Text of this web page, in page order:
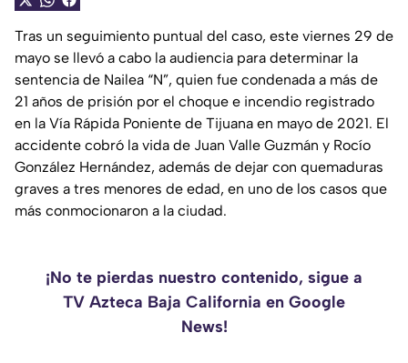
Tras un seguimiento puntual del caso, este viernes 29 de
mayo se llevó a cabo la audiencia para determinar la
sentencia de Nailea “N”, quien fue condenada a más de
21 años de prisión por el choque e incendio registrado
en la Vía Rápida Poniente de Tijuana en mayo de 2021. El
accidente cobró la vida de Juan Valle Guzmán y Rocío
González Hernández, además de dejar con quemaduras
graves a tres menores de edad, en uno de los casos que
más conmocionaron a la ciudad.
¡No te pierdas nuestro contenido, sigue a
TV Azteca Baja California en Google
News!